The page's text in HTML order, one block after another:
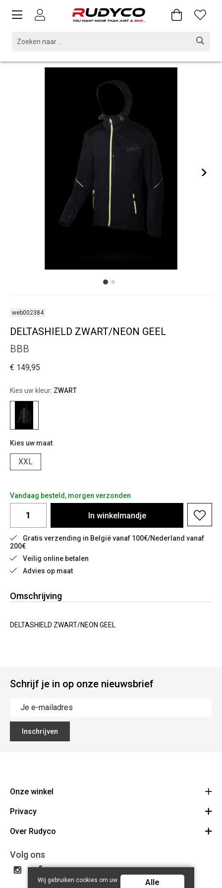
web002384
DELTASHIELD ZWART/NEON GEEL
BBB
€ 149,95
Kies uw kleur: ZWART
Kies uw maat
XXL
Vandaag besteld, morgen verzonden
In winkelmandje
Gratis verzending in België vanaf 100€/Nederland vanaf
200€
Veilig online betalen
Advies op maat
Omschrijving
DELTASHIELD ZWART/NEON GEEL
Schrijf je in op onze nieuwsbrief
Inschrijven
Onze winkel
Rudyco
9220 Hamme
052 47 71 27
BE 0893.944.278
Privacy
Algemene voorwaarden
Privacy Policy
Over Rudyco
Over ons
Contact
Rudyco Cycling Team
Volg ons
Wij gebruiken cookies om uw
Alle